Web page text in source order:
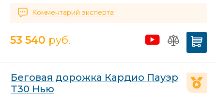
Комментарий эксперта
53 540 руб.
Беговая дорожка Кардио Пауэр
Т30 Нью